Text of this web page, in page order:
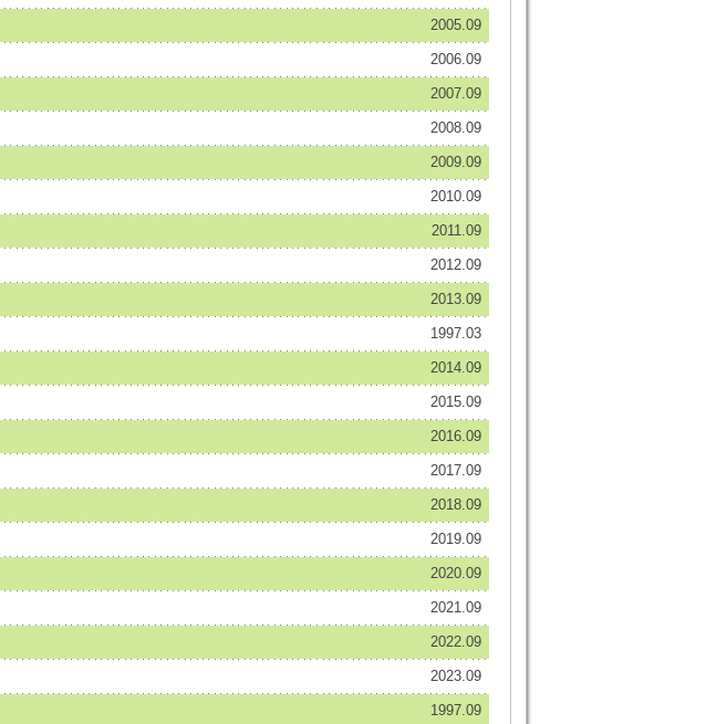
2005.09
2006.09
2007.09
2008.09
2009.09
2010.09
2011.09
2012.09
2013.09
1997.03
2014.09
2015.09
2016.09
2017.09
2018.09
2019.09
2020.09
2021.09
2022.09
2023.09
1997.09